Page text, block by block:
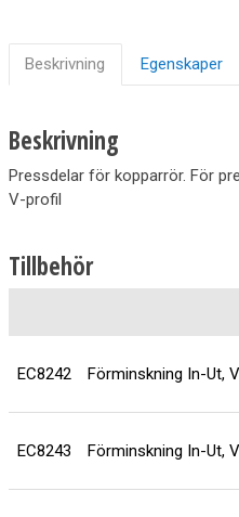
Beskrivning Egenskaper
Beskrivning
Pressdelar för kopparrör. För
V-profil
Tillbehör
EC8242 Förminskning In-Ut,
EC8243 Förminskning In-Ut,